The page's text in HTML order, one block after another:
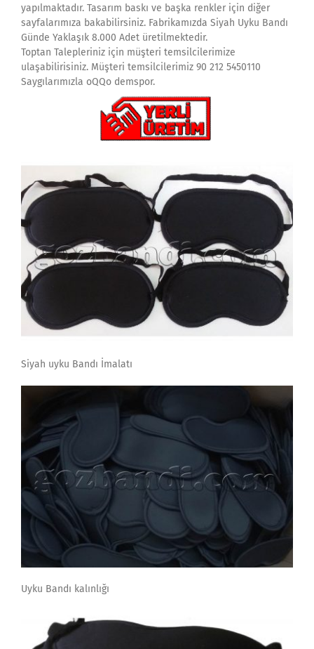
yapılmaktadır. Tasarım baskı ve başka renkler için diğer
sayfalarımıza bakabilirsiniz. Fabrikamızda Siyah Uyku Bandı
Günde Yaklaşık 8.000 Adet üretilmektedir.
Toptan Talepleriniz için müşteri temsilcilerimize
ulaşabilirisiniz. Müşteri temsilcilerimiz 90 212 5450110
Saygılarımızla oQQo demspor.
Siyah uyku Bandı İmalatı
Uyku Bandı kalınlığı